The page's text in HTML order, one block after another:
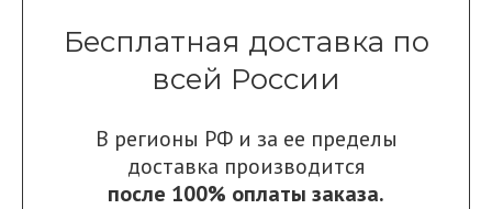
Бесплатная доставка по
всей России
В регионы РФ и за ее пределы
доставка производится
после 100% оплаты заказа.